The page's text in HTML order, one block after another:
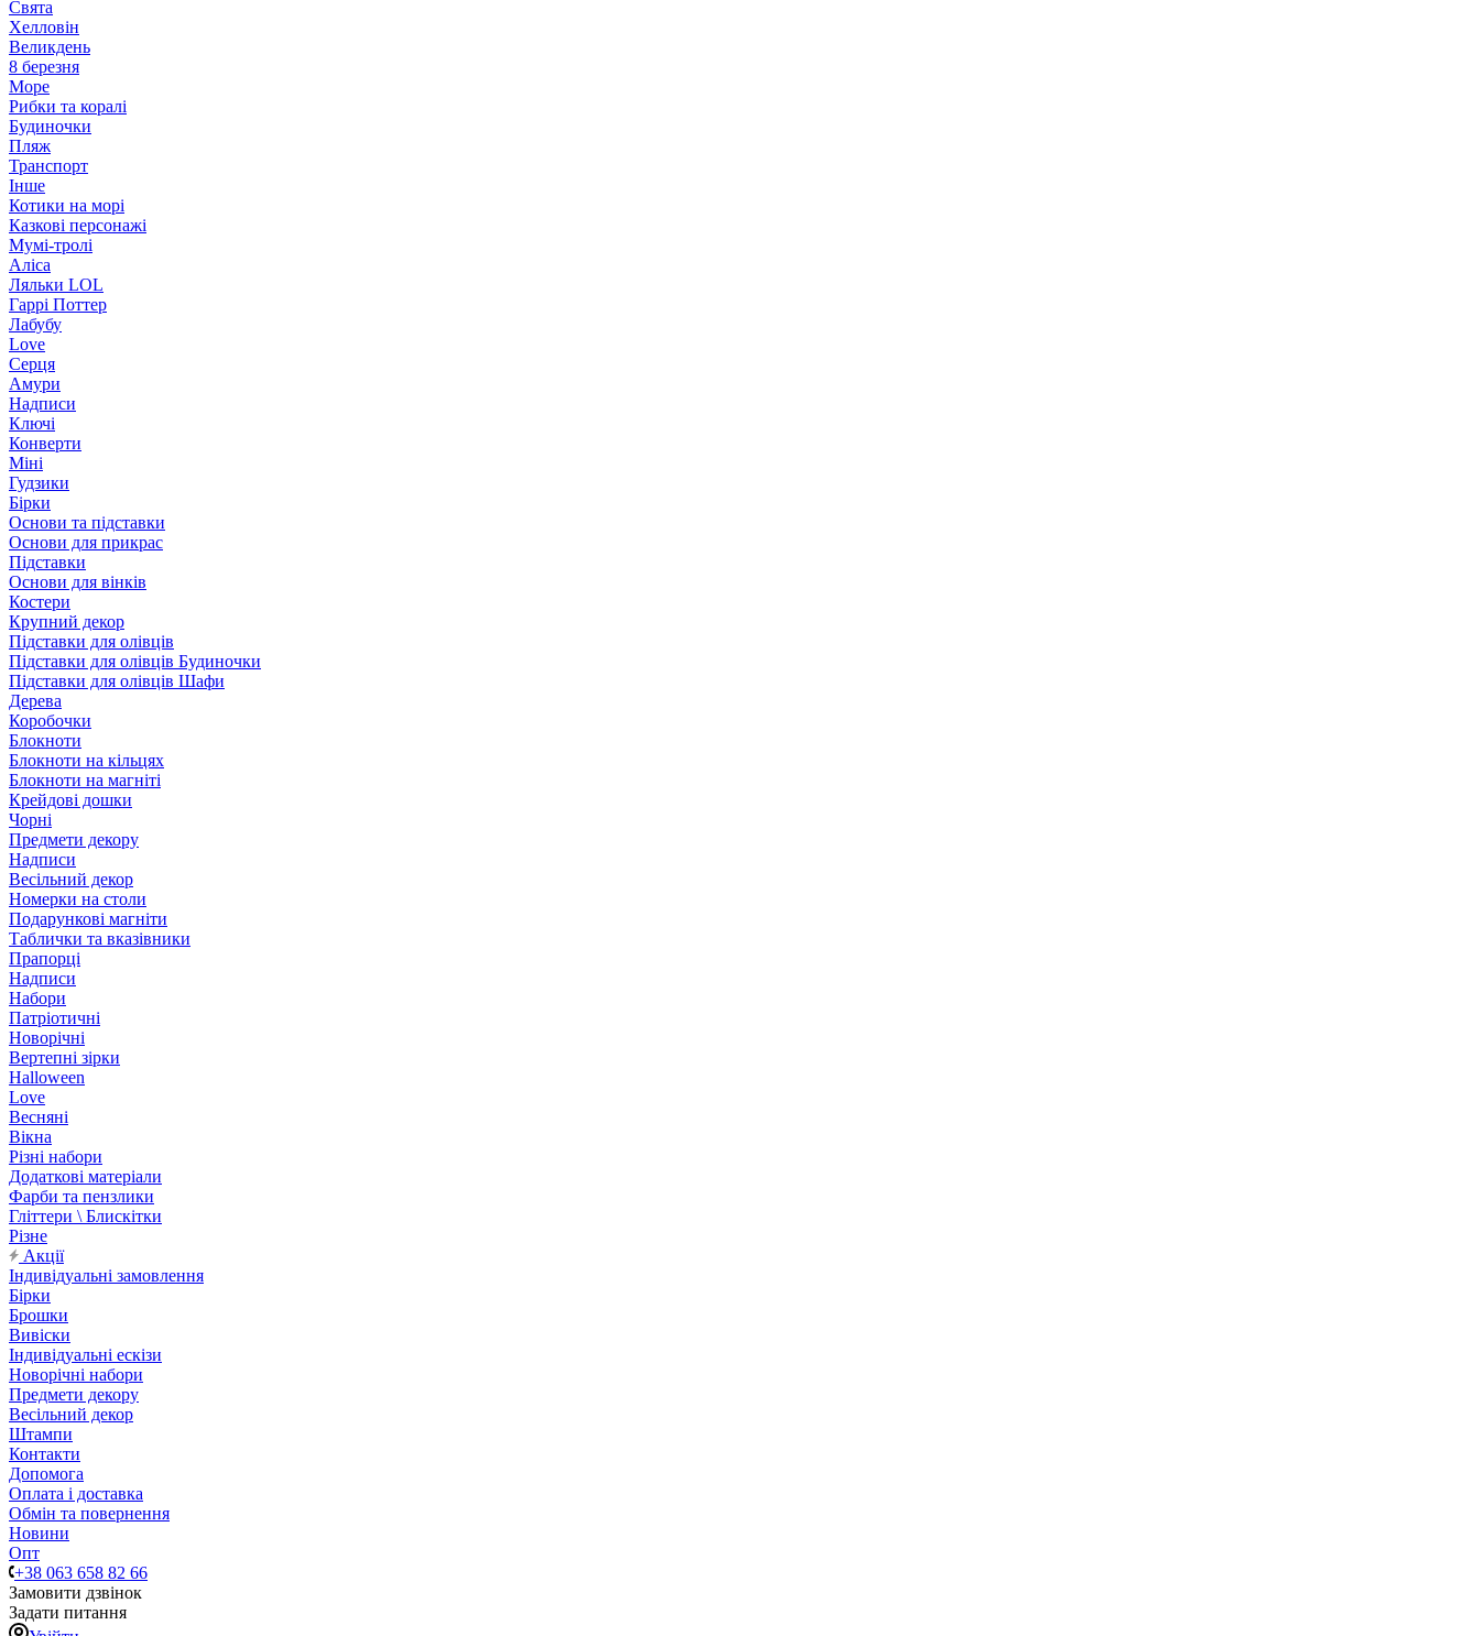
Свята
Хелловін
Великдень
8 березня
Море
Рибки та коралі
Будиночки
Пляж
Транспорт
Інше
Котики на морі
Казкові персонажі
Мумі-тролі
Аліса
Ляльки LOL
Гаррі Поттер
Лабубу
Love
Серця
Амури
Надписи
Ключі
Конверти
Міні
Гудзики
Бірки
Основи та підставки
Основи для прикрас
Підставки
Основи для вінків
Костери
Крупний декор
Підставки для олівців
Підставки для олівців Будиночки
Підставки для олівців Шафи
Дерева
Коробочки
Блокноти
Блокноти на кільцях
Блокноти на магніті
Крейдові дошки
Чорні
Предмети декору
Надписи
Весільний декор
Номерки на столи
Подарункові магніти
Таблички та вказівники
Прапорці
Надписи
Набори
Патріотичні
Новорічні
Вертепні зірки
Halloween
Love
Весняні
Вікна
Різні набори
Додаткові матеріали
Фарби та пензлики
Гліттери \ Блискітки
Різне
Акції
Індивідуальні замовлення
Бірки
Брошки
Вивіски
Індивідуальні ескізи
Новорічні набори
Предмети декору
Весільний декор
Штампи
Контакти
Допомога
Оплата і доставка
Обмін та повернення
Новини
Опт
+38 063 658 82 66
Замовити дзвінок
Задати питання